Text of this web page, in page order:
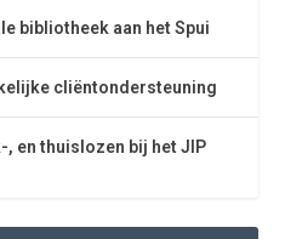
bibliotheek aan het Spui
cliëntondersteuning
en thuislozen bij het JIP